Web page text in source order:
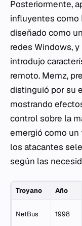
Posteriormente,
influyentes como
diseñado como
redes Windows, y
introdujo
remoto. Memz,
distinguió por su
mostrando
control sobre la
emergió como
los atacantes
según las
Troyano Año
NetBus 1998